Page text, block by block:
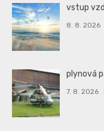
vstup
8. 8. 2026
plynová
7. 8. 2026